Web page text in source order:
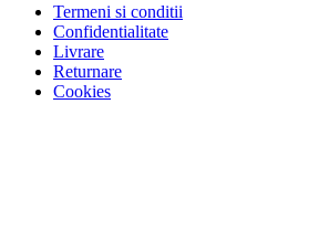
Termeni si conditii
Confidentialitate
Livrare
Returnare
Cookies